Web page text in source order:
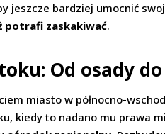
jeszcze bardziej umocnić
potrafi zaskakiwać.
Od osady
miasto w północno-
kiedy to nadano mu prawa